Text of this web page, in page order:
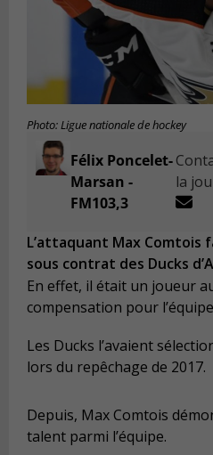
Photo: Ligue nationale de hockey
Félix Poncelet-
Marsan -
FM103,3
la
L’attaquant Max
sous contrat des Ducks
En effet, il était un joueur
compensation pour
Les Ducks l’avaient
lors du repêchage de 2017.
Depuis, Max Comtois
talent parmi l’équipe.